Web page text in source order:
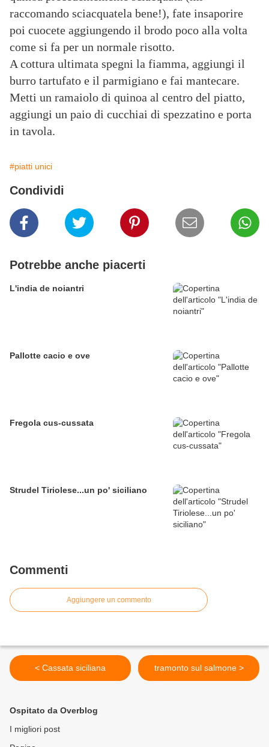
raccomando sciacquatela bene!), fate insaporire
poi cuocete aggiungendo il brodo poco alla volta
come si fa per un normale risotto.
A cottura ultimata spegni la fiamma, aggiungi il
burro tartufato e il parmigiano e fai mantecare.
Metti un ramaiolo di quinoa al centro del piatto,
aggiungi un paio di cucchiai di spezzatino e porta
in tavola.
#piatti unici
Condividi
Potrebbe anche piacerti
L'india de noiantri
Pallotte cacio e ove
Fregola cus-cussata
Strudel Tiriolese...un po' siciliano
Commenti
Aggiungere un commento
< Cassata siciliana tramonto sul salmone >
Ospitato da Overblog
I migliori post